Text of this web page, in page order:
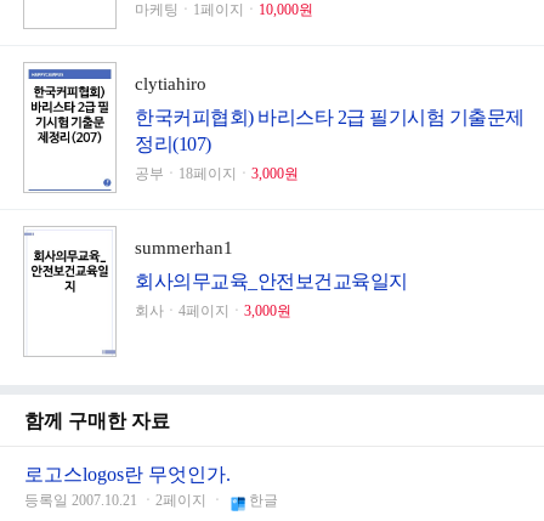
마케팅ㆍ1페이지ㆍ 10,000원
clytiahiro
한국커피협회) 바리스타 2급 필기시험 기출문제
정리(107)
공부ㆍ18페이지ㆍ 3,000원
summerhan1
회사의무교육_안전보건교육일지
회사ㆍ4페이지ㆍ 3,000원
함께 구매한 자료
로고스logos란 무엇인가.
등록일 2007.10.21 ㆍ2페이지 ㆍ 한글